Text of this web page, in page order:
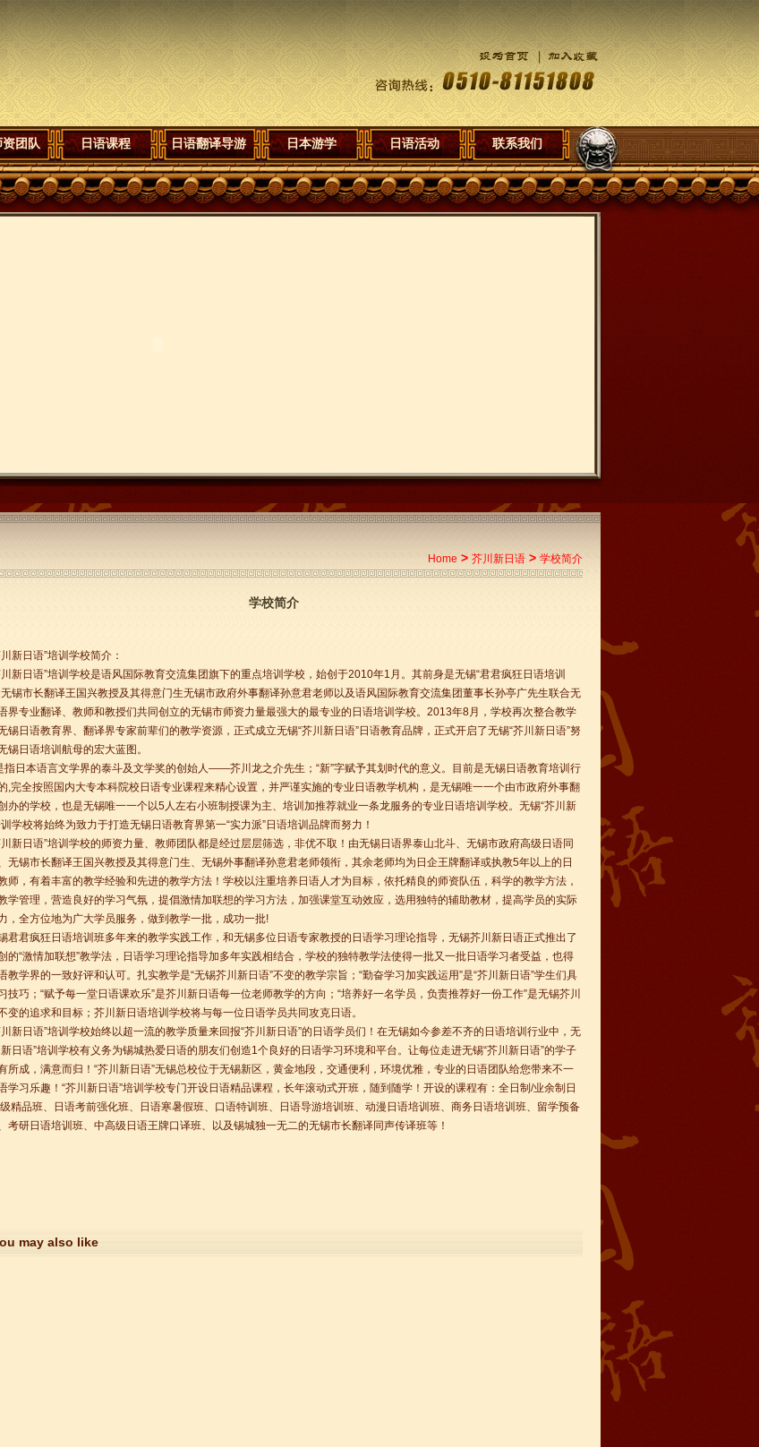
团队 日语课程 日语翻译导游 日本游学 日语活动 联系我们
业前景
语沙龙活动
考工作
业前景
语沙龙活动
考工作
Home > 芥川新日语 > 学校简介
学校简介
新日语”培训学校简介：
川新日语”培训学校是语风国际教育交流集团旗下的重点培训学校，始创于2010年1月。其前身是无锡“君君疯狂日语培训
无锡市长翻译王国兴教授及其得意门生无锡市政府外事翻译孙意君老师以及语风国际教育交流集团董事长孙亭广先生联合无
界专业翻译、教师和教授们共同创立的无锡市师资力量最强大的最专业的日语培训学校。2013年8月，学校再次整合教学
锡日语教育界、翻译界专家前辈们的教学资源，正式成立无锡“芥川新日语”日语教育品牌，正式开启了无锡“芥川新日语”努
锡日语培训航母的宏大蓝图。
指日本语言文学界的泰斗及文学奖的创始人——芥川龙之介先生；“新”字赋予其划时代的意义。目前是无锡日语教育培训行
,完全按照国内大专本科院校日语专业课程来精心设置，并严谨实施的专业日语教学机构，是无锡唯一一个由市政府外事翻
办的学校，也是无锡唯一一个以5人左右小班制授课为主、培训加推荐就业一条龙服务的专业日语培训学校。无锡“芥川新
训学校将始终为致力于打造无锡日语教育界第一“实力派”日语培训品牌而努力！
川新日语”培训学校的师资力量、教师团队都是经过层层筛选，非优不取！由无锡日语界泰山北斗、无锡市政府高级日语同
无锡市长翻译王国兴教授及其得意门生、无锡外事翻译孙意君老师领衔，其余老师均为日企王牌翻译或执教5年以上的日
师，有着丰富的教学经验和先进的教学方法！学校以注重培养日语人才为目标，依托精良的师资队伍，科学的教学方法，
学管理，营造良好的学习气氛，提倡激情加联想的学习方法，加强课堂互动效应，选用独特的辅助教材，提高学员的实际
，全方位地为广大学员服务，做到教学一批，成功一批!
君君疯狂日语培训班多年来的教学实践工作，和无锡多位日语专家教授的日语学习理论指导，无锡芥川新日语正式推出了
的“激情加联想”教学法，日语学习理论指导加多年实践相结合，学校的独特教学法使得一批又一批日语学习者受益，也得
教学界的一致好评和认可。扎实教学是“无锡芥川新日语”不变的教学宗旨；“勤奋学习加实践运用”是“芥川新日语”学生们具
技巧；“赋予每一堂日语课欢乐”是芥川新日语每一位老师教学的方向；“培养好一名学员，负责推荐好一份工作”是无锡芥川
变的追求和目标；芥川新日语培训学校将与每一位日语学员共同攻克日语。
川新日语”培训学校始终以超一流的教学质量来回报“芥川新日语”的日语学员们！在无锡如今参差不齐的日语培训行业中，无
新日语”培训学校有义务为锡城热爱日语的朋友们创造1个良好的日语学习环境和平台。让每位走进无锡“芥川新日语”的学子
所成，满意而归！“芥川新日语”无锡总校位于无锡新区，黄金地段，交通便利，环境优雅，专业的日语团队给您带来不一
学习乐趣！“芥川新日语”培训学校专门开设日语精品课程，长年滚动式开班，随到随学！开设的课程有：全日制/业余制日
精品班、日语考前强化班、日语寒暑假班、口语特训班、日语导游培训班、动漫日语培训班、商务日语培训班、留学预备
考研日语培训班、中高级日语王牌口译班、以及锡城独一无二的无锡市长翻译同声传译班等！
may also like